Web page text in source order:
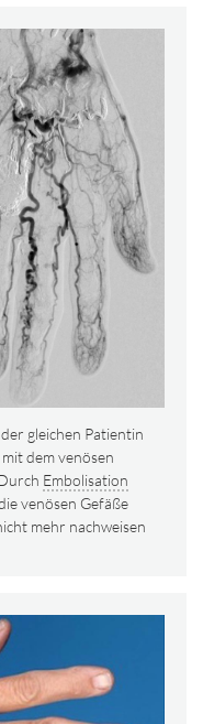
gleichen Patientin
dem venösen
Embolisation
venösen Gefäße
mehr nachweisen